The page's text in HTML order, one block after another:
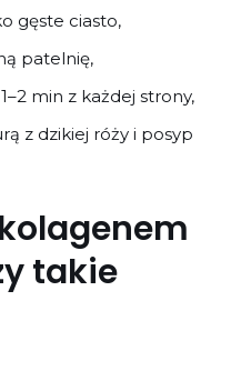
gęste ciasto,
patelnię,
min z każdej strony,
z dzikiej róży i posyp
takie